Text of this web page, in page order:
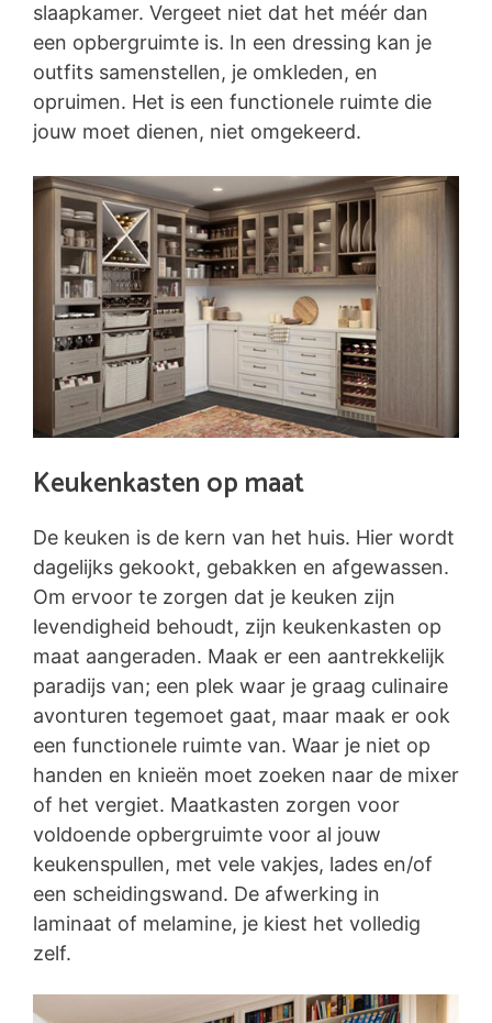
slaapkamer. Vergeet niet dat het méér dan
een opbergruimte is. In een dressing kan je
outfits samenstellen, je omkleden, en
opruimen. Het is een functionele ruimte die
jouw moet dienen, niet omgekeerd.
Keukenkasten op maat
De keuken is de kern van het huis. Hier wordt
dagelijks gekookt, gebakken en afgewassen.
Om ervoor te zorgen dat je keuken zijn
levendigheid behoudt, zijn keukenkasten op
maat aangeraden. Maak er een aantrekkelijk
paradijs van; een plek waar je graag culinaire
avonturen tegemoet gaat, maar maak er ook
een functionele ruimte van. Waar je niet op
handen en knieën moet zoeken naar de mixer
of het vergiet. Maatkasten zorgen voor
voldoende opbergruimte voor al jouw
keukenspullen, met vele vakjes, lades en/of
een scheidingswand. De afwerking in
laminaat of melamine, je kiest het volledig
zelf.